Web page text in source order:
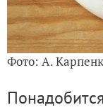
Фото: А.